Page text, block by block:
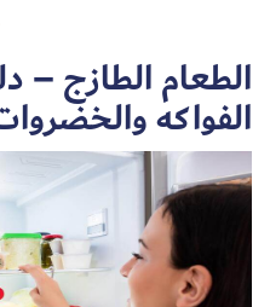
الطعام الطازج –
الفواكه